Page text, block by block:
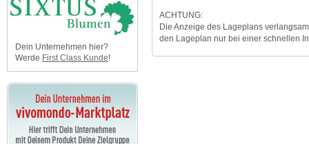
Dein Unternehmen hier?
Werde First Class Kunde!
ACHTUNG:
Die Anzeige des Lageplans
den Lageplan nur bei einer schnellen